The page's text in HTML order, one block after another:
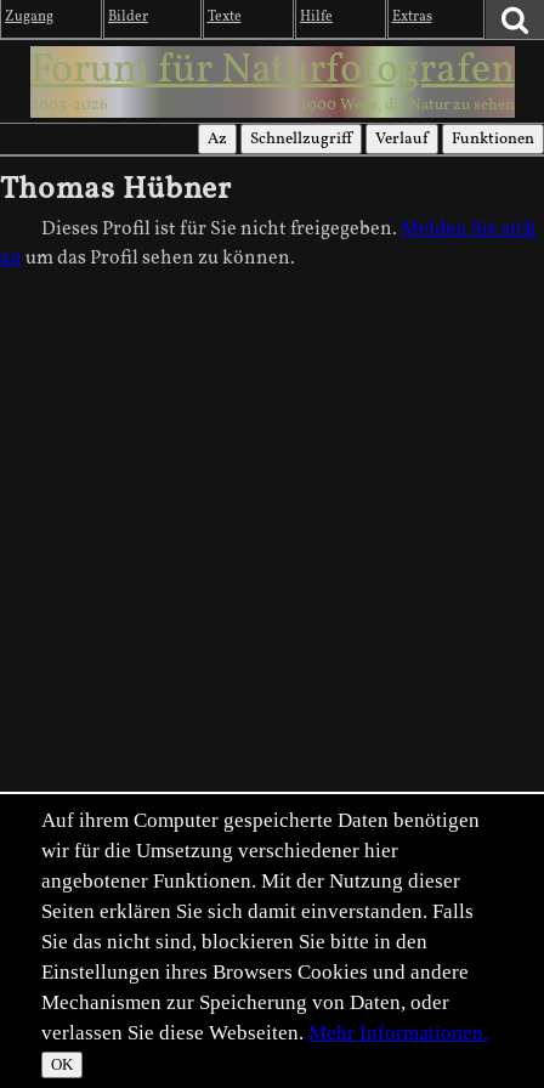
Zugang Bilder Texte Hilfe Extras
Forum für Naturfotografen
2003-2026 1000 Wege, die Natur zu sehen
Az Schnellzugriff Verlauf Funktionen
Thomas Hübner
Dieses Profil ist für Sie nicht freigegeben.Melden Sie sich
anum das Profil sehen zu können.
Auf ihrem Computer gespeicherte Daten benötigen
wir für die Umsetzung verschiedener hier
angebotener Funktionen. Mit der Nutzung dieser
Seiten erklären Sie sich damit einverstanden. Falls
Sie das nicht sind, blockieren Sie bitte in den
Einstellungen ihres Browsers Cookies und andere
Mechanismen zur Speicherung von Daten, oder
verlassen Sie diese Webseiten. Mehr Informationen.
OK